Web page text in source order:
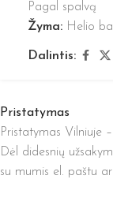
Pagal spalvą
Žyma: Helio
Dalintis:
Pristatymas
Pristatymas Vilniuje
Dėl didesnių
su mumis el. paštu